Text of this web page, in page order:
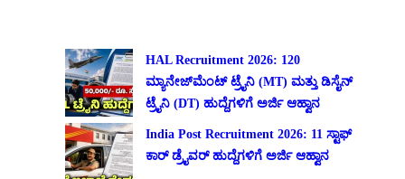
HAL Recruitment 2026: 120
ಮ್ಯಾನೇಜ್‌ಮೆಂಟ್ ಟ್ರೈನಿ (MT) ಮತ್ತು ಡಿಸೈನ್
ಟ್ರೈನಿ (DT) ಹುದ್ದೆಗಳಿಗೆ ಅರ್ಜಿ ಆಹ್ವಾನ
India Post Recruitment 2026: 11 ಸ್ಟಾಫ್
ಕಾರ್ ಡ್ರೈವರ್ ಹುದ್ದೆಗಳಿಗೆ ಅರ್ಜಿ ಆಹ್ವಾನ